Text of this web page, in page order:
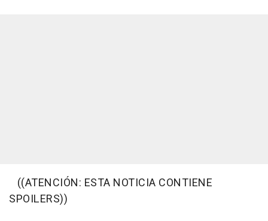
((ATENCIÓN: ESTA NOTICIA CONTIENE
SPOILERS))